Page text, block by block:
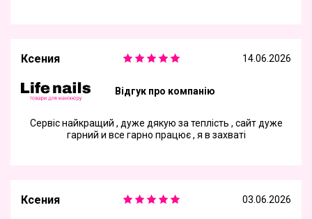
Ксения 14.06.2026
Відгук про компанію
Сервіс найкращий , дуже дякую за теплість , сайт дуже
гарний и все гарно працює , я в захваті
Ксения 03.06.2026